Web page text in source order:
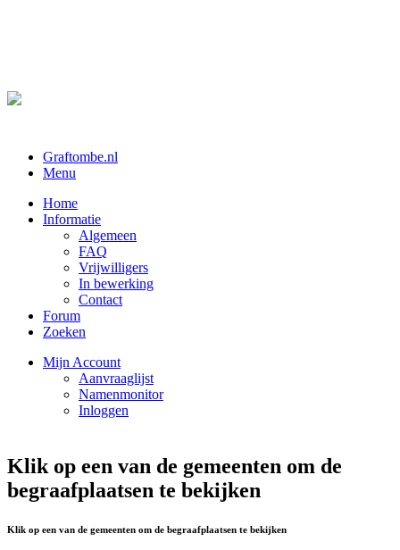
Graftombe.nl
Menu
Home
Informatie
Algemeen
FAQ
Vrijwilligers
In bewerking
Contact
Forum
Zoeken
Mijn Account
Aanvraaglijst
Namenmonitor
Inloggen
Klik op een van de gemeenten om de
begraafplaatsen te bekijken
Klik op een van de gemeenten om de begraafplaatsen te bekijken